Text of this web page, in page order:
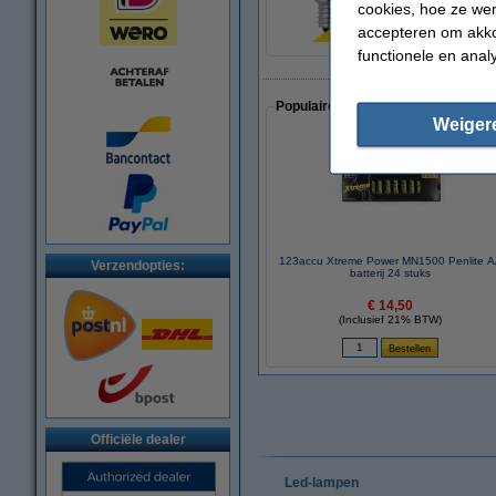
Verzendopties:
Officiële dealer
Populaire artikelen van klanten
123accu Xtreme Power MN1500 Penlite
batterij 24 stuks
€ 14,50
(Inclusief 21% BTW)
Led-lampen
cookies, hoe ze
accepteren om
functionele en